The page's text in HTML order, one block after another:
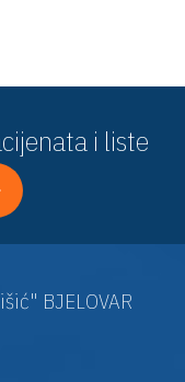
i liste
BJELOVAR